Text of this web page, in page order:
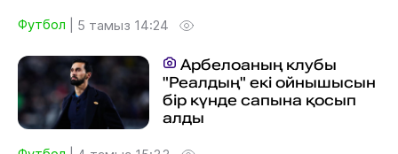
Футбол 5 тамыз 14:24
"Реалдың" екі ойнышысын
бір күнде сапына қосып
алды